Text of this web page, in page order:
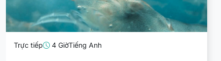
Trực tiếp 4 GiờTiếng Anh